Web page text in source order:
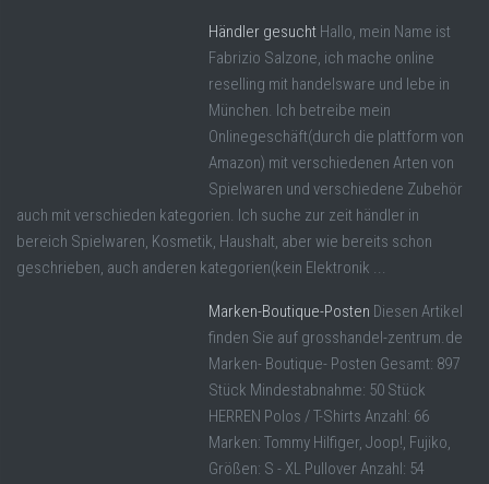
Händler gesucht Hallo, mein Name ist
Fabrizio Salzone, ich mache online
reselling mit handelsware und lebe in
München. Ich betreibe mein
Onlinegeschäft(durch die plattform von
Amazon) mit verschiedenen Arten von
Spielwaren und verschiedene Zubehör
auch mit verschieden kategorien. Ich suche zur zeit händler in
bereich Spielwaren, Kosmetik, Haushalt, aber wie bereits schon
geschrieben, auch anderen kategorien(kein Elektronik ...
Marken-Boutique-Posten Diesen Artikel
finden Sie auf grosshandel-zentrum.de
Marken- Boutique- Posten Gesamt: 897
Stück Mindestabnahme: 50 Stück
HERREN Polos / T-Shirts Anzahl: 66
Marken: Tommy Hilfiger, Joop!, Fujiko,
Größen: S - XL Pullover Anzahl: 54